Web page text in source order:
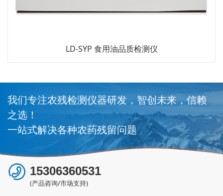
LD-SYP 食用油品质检测仪
我们专注农残检测仪器研发，智创未来，信赖
之选！
一站式解决各种农药残留问题
15306360531
(产品咨询/市场支持)